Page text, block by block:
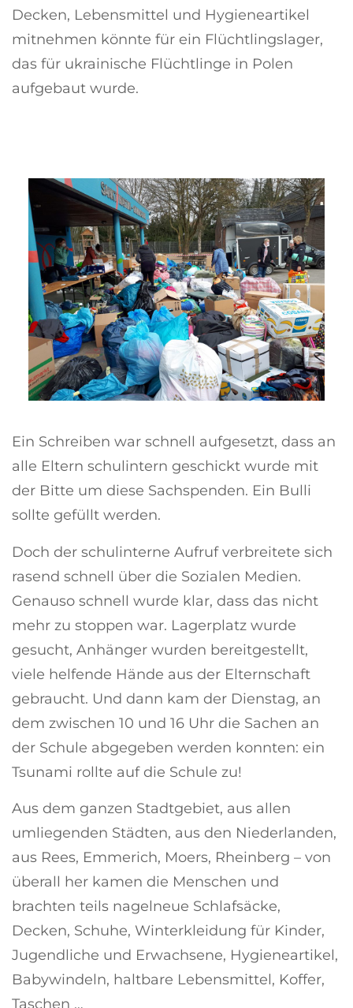
Decken, Lebensmittel und Hygieneartikel
mitnehmen könnte für ein Flüchtlingslager,
das für ukrainische Flüchtlinge in Polen
aufgebaut wurde.
Ein Schreiben war schnell aufgesetzt, dass an
alle Eltern schulintern geschickt wurde mit
der Bitte um diese Sachspenden. Ein Bulli
sollte gefüllt werden.
Doch der schulinterne Aufruf verbreitete sich
rasend schnell über die Sozialen Medien.
Genauso schnell wurde klar, dass das nicht
mehr zu stoppen war. Lagerplatz wurde
gesucht, Anhänger wurden bereitgestellt,
viele helfende Hände aus der Elternschaft
gebraucht. Und dann kam der Dienstag, an
dem zwischen 10 und 16 Uhr die Sachen an
der Schule abgegeben werden konnten: ein
Tsunami rollte auf die Schule zu!
Aus dem ganzen Stadtgebiet, aus allen
umliegenden Städten, aus den Niederlanden,
aus Rees, Emmerich, Moers, Rheinberg – von
überall her kamen die Menschen und
brachten teils nagelneue Schlafsäcke,
Decken, Schuhe, Winterkleidung für Kinder,
Jugendliche und Erwachsene, Hygieneartikel,
Babywindeln, haltbare Lebensmittel, Koffer,
Taschen …